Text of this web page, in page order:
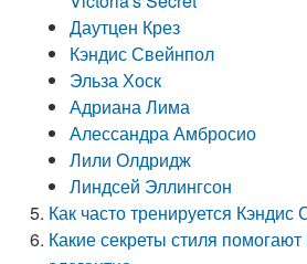
Даутцен Крез
Кэндис Свейнпол
Эльза Хоск
Адриана Лима
Алессандра Амбросио
Лили Олдридж
Линдсей Эллингсон
Как часто тренируется Кэндис
Какие секреты стиля